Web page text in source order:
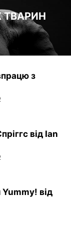
ТВАРИН
з
від Ian
від